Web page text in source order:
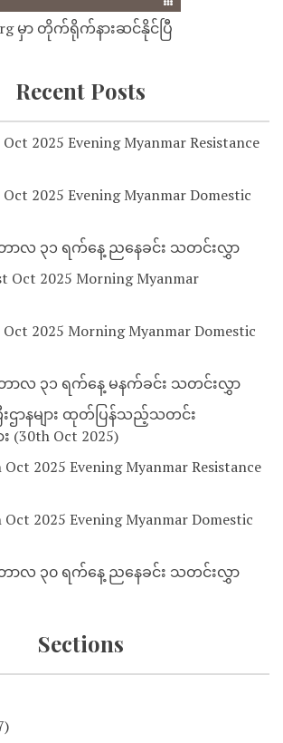
မှာ တိုက်ရိုက်နားဆင်နိုင်ပြီ
Recent Posts
2025 Evening Myanmar Resistance
2025 Evening Myanmar Domestic
ာလ ၃၁ ရက်နေ့ ညနေခင်း သတင်းလွှာ
Oct 2025 Morning Myanmar
2025 Morning Myanmar Domestic
ာလ ၃၁ ရက်နေ့ မနက်ခင်း သတင်းလွှာ
းဌာနများ ထုတ်ပြန်သည့်သတင်း
Oct 2025)
2025 Evening Myanmar Resistance
2025 Evening Myanmar Domestic
ာလ ၃၀ ရက်နေ့ ညနေခင်း သတင်းလွှာ
Sections